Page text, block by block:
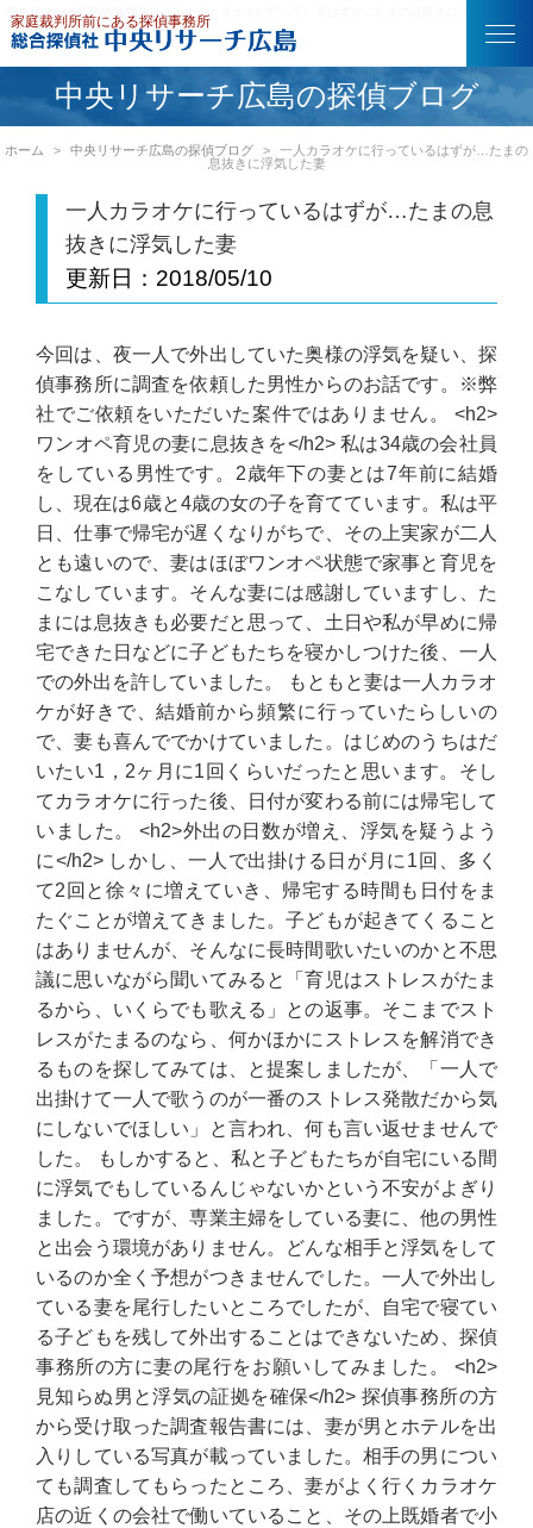
中央リサーチ広島の探偵ブログ
ホーム 中央リサーチ広島の探偵ブログ
一人カラオケに行っているはずが…たまの
息抜きに浮気した妻
一人カラオケに行っているはずが…たまの息
抜きに浮気した妻
更新日： 2018/05/10
今回は、夜一人で外出していた奥様の浮気を疑い、探
偵事務所に調査を依頼した男性からのお話です。※弊
社でご依頼をいただいた案件ではありません。 <h2>
ワンオペ育児の妻に息抜きを</h2> 私は34歳の会社員
をしている男性です。2歳年下の妻とは7年前に結婚
し、現在は6歳と4歳の女の子を育てています。私は平
日、仕事で帰宅が遅くなりがちで、その上実家が二人
とも遠いので、妻はほぼワンオペ状態で家事と育児を
こなしています。そんな妻には感謝していますし、た
まには息抜きも必要だと思って、土日や私が早めに帰
宅できた日などに子どもたちを寝かしつけた後、一人
での外出を許していました。 もともと妻は一人カラオ
ケが好きで、結婚前から頻繁に行っていたらしいの
で、妻も喜んででかけていました。はじめのうちはだ
いたい1，2ヶ月に1回くらいだったと思います。そし
てカラオケに行った後、日付が変わる前には帰宅して
いました。 <h2>外出の日数が増え、浮気を疑うよう
に</h2> しかし、一人で出掛ける日が月に1回、多く
て2回と徐々に増えていき、帰宅する時間も日付をま
たぐことが増えてきました。子どもが起きてくること
はありませんが、そんなに長時間歌いたいのかと不思
議に思いながら聞いてみると「育児はストレスがたま
るから、いくらでも歌える」との返事。そこまでスト
レスがたまるのなら、何かほかにストレスを解消でき
るものを探してみては、と提案しましたが、「一人で
出掛けて一人で歌うのが一番のストレス発散だから気
にしないでほしい」と言われ、何も言い返せませんで
した。 もしかすると、私と子どもたちが自宅にいる間
に浮気でもしているんじゃないかという不安がよぎり
ました。ですが、専業主婦をしている妻に、他の男性
と出会う環境がありません。どんな相手と浮気をして
いるのか全く予想がつきませんでした。一人で外出し
ている妻を尾行したいところでしたが、自宅で寝てい
る子どもを残して外出することはできないため、探偵
事務所の方に妻の尾行をお願いしてみました。 <h2>
見知らぬ男と浮気の証拠を確保</h2> 探偵事務所の方
から受け取った調査報告書には、妻が男とホテルを出
入りしている写真が載っていました。相手の男につい
ても調査してもらったところ、妻がよく行くカラオケ
店の近くの会社で働いていること、その上既婚者で小